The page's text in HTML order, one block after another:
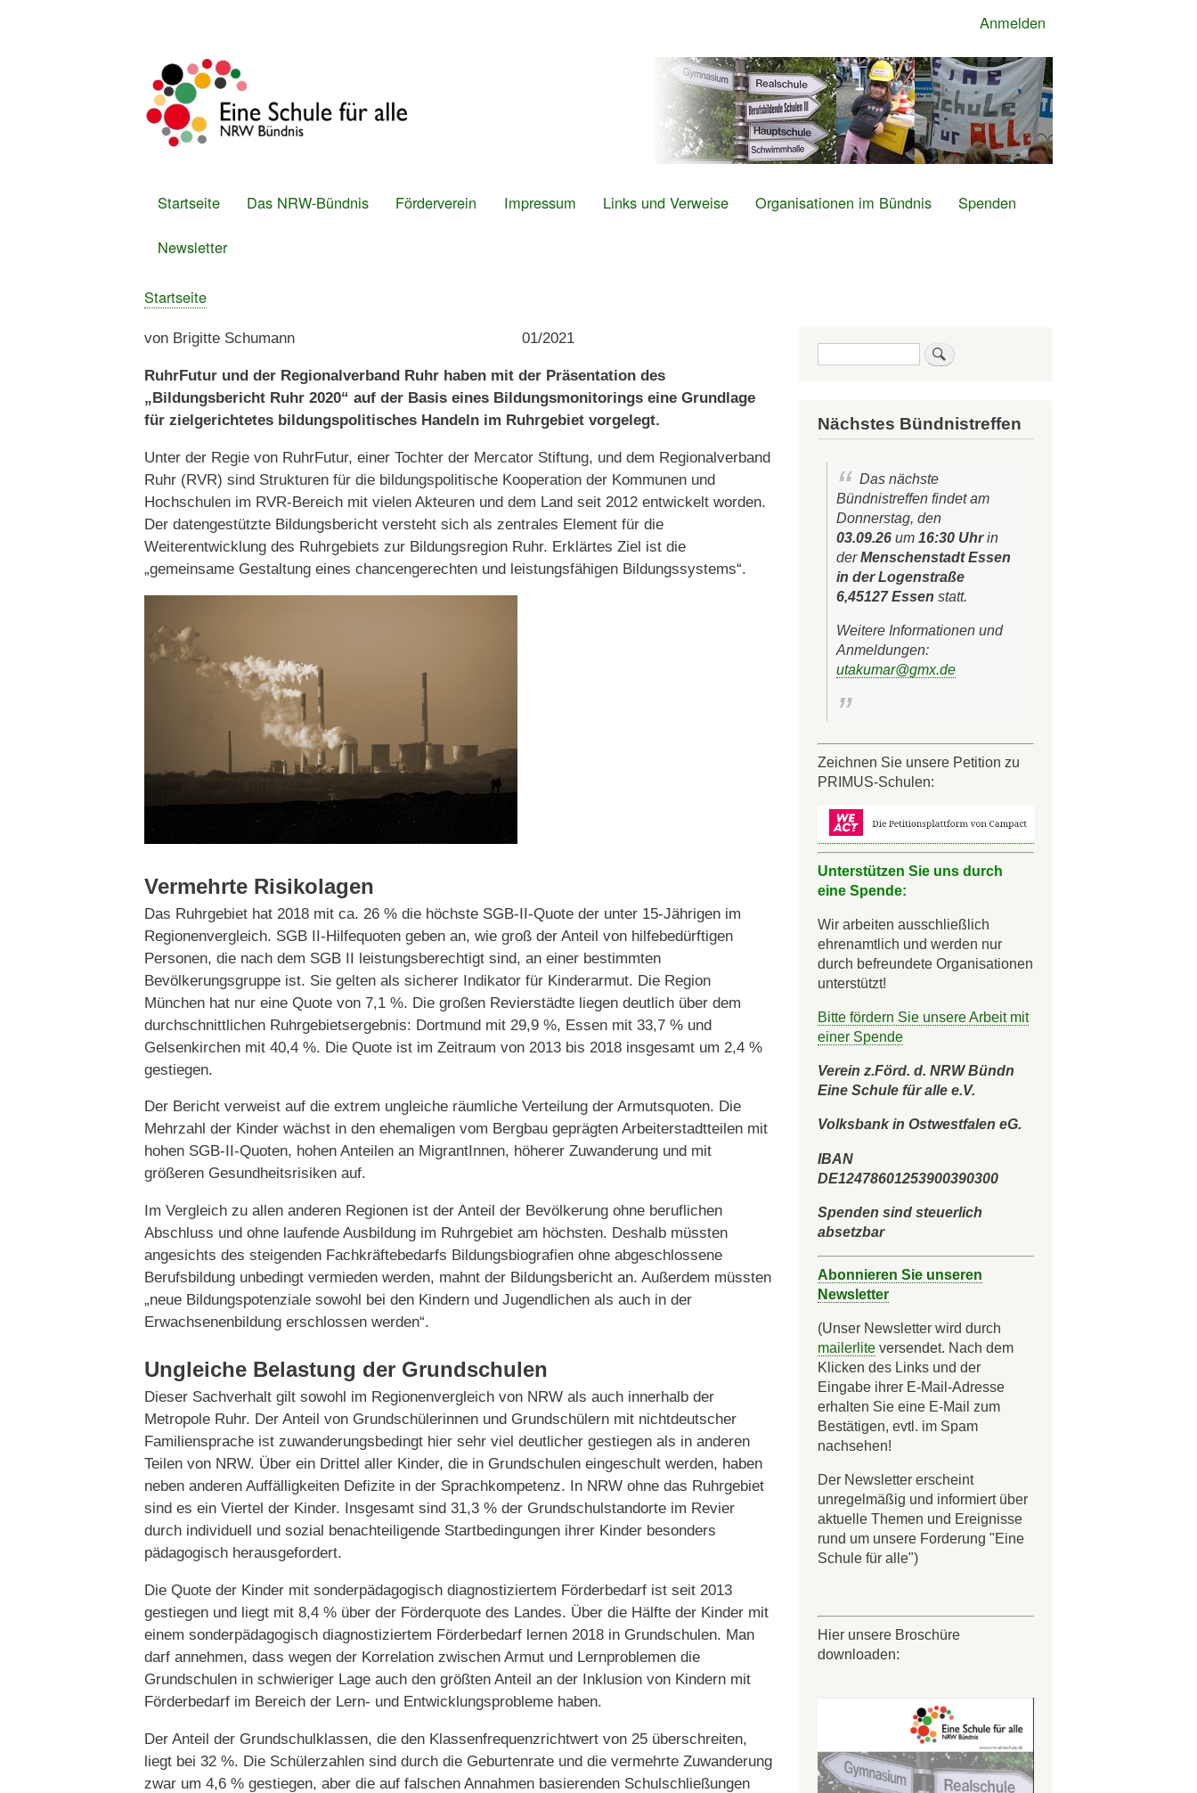
Anmelden
Hauptmenü
Startseite Das NRW-Bündnis Förderverein Impressum Links und Verweise Organisationen im Bündnis Spenden
Newsletter
Breadcrumb
Startseite
von Brigitte Schumann 01/2021
RuhrFutur und der Regionalverband Ruhr haben mit der Präsentation des
„Bildungsbericht Ruhr 2020“ auf der Basis eines Bildungsmonitorings eine Grundlage
für zielgerichtetes bildungspolitisches Handeln im Ruhrgebiet vorgelegt.
Unter der Regie von RuhrFutur, einer Tochter der Mercator Stiftung, und dem Regionalverband
Ruhr (RVR) sind Strukturen für die bildungspolitische Kooperation der Kommunen und
Hochschulen im RVR-Bereich mit vielen Akteuren und dem Land seit 2012 entwickelt worden.
Der datengestützte Bildungsbericht versteht sich als zentrales Element für die
Weiterentwicklung des Ruhrgebiets zur Bildungsregion Ruhr. Erklärtes Ziel ist die
„gemeinsame Gestaltung eines chancengerechten und leistungsfähigen Bildungssystems“.
Vermehrte Risikolagen
Das Ruhrgebiet hat 2018 mit ca. 26 % die höchste SGB-II-Quote der unter 15-Jährigen im
Regionenvergleich. SGB II-Hilfequoten geben an, wie groß der Anteil von hilfebedürftigen
Personen, die nach dem SGB II leistungsberechtigt sind, an einer bestimmten
Bevölkerungsgruppe ist. Sie gelten als sicherer Indikator für Kinderarmut. Die Region
München hat nur eine Quote von 7,1 %. Die großen Revierstädte liegen deutlich über dem
durchschnittlichen Ruhrgebietsergebnis: Dortmund mit 29,9 %, Essen mit 33,7 % und
Gelsenkirchen mit 40,4 %. Die Quote ist im Zeitraum von 2013 bis 2018 insgesamt um 2,4 %
gestiegen.
Der Bericht verweist auf die extrem ungleiche räumliche Verteilung der Armutsquoten. Die
Mehrzahl der Kinder wächst in den ehemaligen vom Bergbau geprägten Arbeiterstadtteilen mit
hohen SGB-II-Quoten, hohen Anteilen an MigrantInnen, höherer Zuwanderung und mit
größeren Gesundheitsrisiken auf.
Im Vergleich zu allen anderen Regionen ist der Anteil der Bevölkerung ohne beruflichen
Abschluss und ohne laufende Ausbildung im Ruhrgebiet am höchsten. Deshalb müssten
angesichts des steigenden Fachkräftebedarfs Bildungsbiografien ohne abgeschlossene
Berufsbildung unbedingt vermieden werden, mahnt der Bildungsbericht an. Außerdem müssten
„neue Bildungspotenziale sowohl bei den Kindern und Jugendlichen als auch in der
Erwachsenenbildung erschlossen werden“.
Ungleiche Belastung der Grundschulen
Dieser Sachverhalt gilt sowohl im Regionenvergleich von NRW als auch innerhalb der
Metropole Ruhr. Der Anteil von Grundschülerinnen und Grundschülern mit nichtdeutscher
Familiensprache ist zuwanderungsbedingt hier sehr viel deutlicher gestiegen als in anderen
Teilen von NRW. Über ein Drittel aller Kinder, die in Grundschulen eingeschult werden, haben
neben anderen Auffälligkeiten Defizite in der Sprachkompetenz. In NRW ohne das Ruhrgebiet
sind es ein Viertel der Kinder. Insgesamt sind 31,3 % der Grundschulstandorte im Revier
durch individuell und sozial benachteiligende Startbedingungen ihrer Kinder besonders
pädagogisch herausgefordert.
Die Quote der Kinder mit sonderpädagogisch diagnostiziertem Förderbedarf ist seit 2013
gestiegen und liegt mit 8,4 % über der Förderquote des Landes. Über die Hälfte der Kinder mit
einem sonderpädagogisch diagnostiziertem Förderbedarf lernen 2018 in Grundschulen. Man
darf annehmen, dass wegen der Korrelation zwischen Armut und Lernproblemen die
Grundschulen in schwieriger Lage auch den größten Anteil an der Inklusion von Kindern mit
Förderbedarf im Bereich der Lern- und Entwicklungsprobleme haben.
Der Anteil der Grundschulklassen, die den Klassenfrequenzrichtwert von 25 überschreiten,
liegt bei 32 %. Die Schülerzahlen sind durch die Geburtenrate und die vermehrte Zuwanderung
zwar um 4,6 % gestiegen, aber die auf falschen Annahmen basierenden Schulschließungen
Nächstes Bündnistreffen
Das nächste
Bündnistreffen findet am
Donnerstag, den
03.09.26 um 16:30 Uhrin
derMenschenstadt Essen
in der Logenstraße
6,45127 Essen statt.
Weitere Informationen und
Anmeldungen:
utakumar@gmx.de
Zeichnen Sie unsere Petition zu
PRIMUS-Schulen:
Unterstützen Sie uns durch
eine Spende:
Wir arbeiten ausschließlich
ehrenamtlich und werden nur
durch befreundete Organisationen
unterstützt!
Bitte fördern Sie unsere Arbeit mit
einer Spende
Verein z.Förd. d. NRW Bündn
Eine Schule für alle e.V.
Volksbank in Ostwestfalen eG.
IBAN
DE12478601253900390300
Spenden sind steuerlich
absetzbar
Abonnieren Sie unseren
Newsletter
(Unser Newsletter wird durch
mailerlite versendet. Nach dem
Klicken des Links und der
Eingabe ihrer E-Mail-Adresse
erhalten Sie eine E-Mail zum
Bestätigen, evtl. im Spam
nachsehen!
Der Newsletter erscheint
unregelmäßig und informiert über
aktuelle Themen und Ereignisse
rund um unsere Forderung "Eine
Schule für alle")
Hier unsere Broschüre
downloaden: